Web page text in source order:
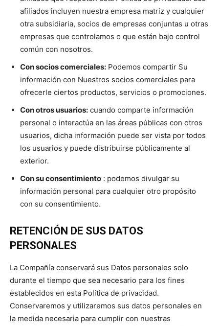
afiliados incluyen nuestra empresa matriz y cualquier
otra subsidiaria, socios de empresas conjuntas u otras
empresas que controlamos o que están bajo control
común con nosotros.
Con socios comerciales: Podemos compartir Su
información con Nuestros socios comerciales para
ofrecerle ciertos productos, servicios o promociones.
Con otros usuarios: cuando comparte información
personal o interactúa en las áreas públicas con otros
usuarios, dicha información puede ser vista por todos
los usuarios y puede distribuirse públicamente al
exterior.
Con su consentimiento : podemos divulgar su
información personal para cualquier otro propósito
con su consentimiento.
RETENCIÓN DE SUS DATOS
PERSONALES
La Compañía conservará sus Datos personales solo
durante el tiempo que sea necesario para los fines
establecidos en esta Política de privacidad.
Conservaremos y utilizaremos sus datos personales en
la medida necesaria para cumplir con nuestras